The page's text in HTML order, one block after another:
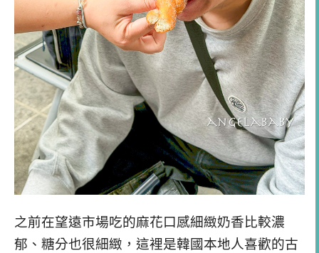
之前在望遠市場吃的麻花口感細緻奶香比較濃
郁、糖分也很細緻，這裡是韓國本地人喜歡的古